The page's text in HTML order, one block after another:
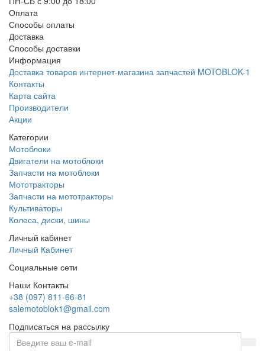
Оплата
Способы оплаты
Доставка
Способы доставки
Информация
Доставка товаров интернет-магазина запчастей MOTOBLOK-1
Контакты
Карта сайта
Производители
Акции
Категории
Мотоблоки
Двигатели на мотоблоки
Запчасти на мотоблоки
Мототракторы
Запчасти на мототракторы
Культиваторы
Колеса, диски, шины
Личный кабинет
Личный Кабинет
Социальные сети
Наши Контакты
+38 (097) 811-66-81
salemotoblok1@gmail.com
Подписаться на рассылку